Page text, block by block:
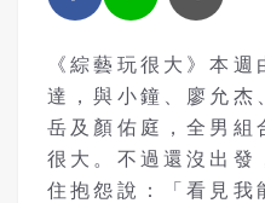
《綜藝玩很大》本
達，與小鐘、廖允杰
岳及顏佑庭，全男組
很大。不過還沒出發
住抱怨說：「看見